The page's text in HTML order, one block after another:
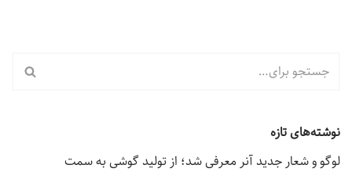
نوشته‌های تازه
لوگو و شعار جدید آنر معرفی شد؛ از تولید گوشی به سمت